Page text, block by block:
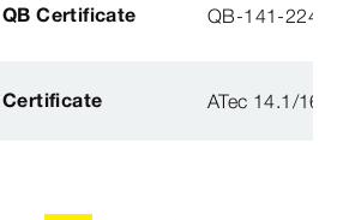
QB Certificate QB-141-
Certificate ATec 14.1/16-